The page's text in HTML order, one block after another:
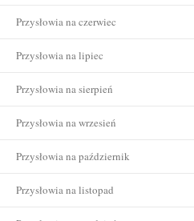
Przysłowia na czerwiec
Przysłowia na lipiec
Przysłowia na sierpień
Przysłowia na wrzesień
Przysłowia na październik
Przysłowia na listopad